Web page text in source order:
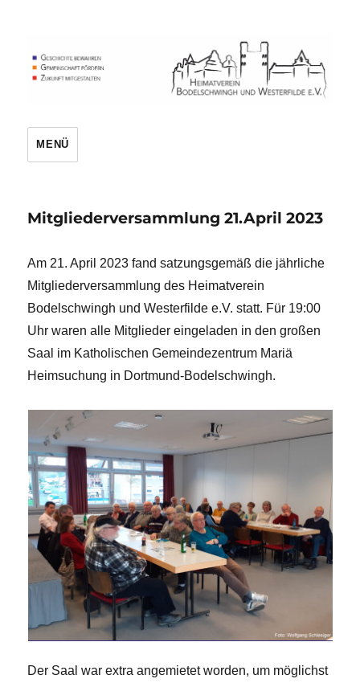
MENÜ
Mitgliederversammlung 21.April 2023
Am 21. April 2023 fand satzungsgemäß die jährliche
Mitgliederversammlung des Heimatverein
Bodelschwingh und Westerfilde e.V. statt. Für 19:00
Uhr waren alle Mitglieder eingeladen in den großen
Saal im Katholischen Gemeindezentrum Mariä
Heimsuchung in Dortmund-Bodelschwingh.
Der Saal war extra angemietet worden, um möglichst